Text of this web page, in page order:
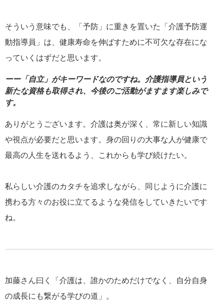
そういう意味でも、「予防」に重きを置いた「介護予防運
動指導員」は、健康寿命を伸ばすために不可欠な存在にな
っていくはずだと思います。
ーー「自立」がキーワードなのですね。介護指導員という
新たな資格も取得され、今後のご活動がますます楽しみで
す。
ありがとうございます。介護は奥が深く、常に新しい知識
や視点が必要だと思います。身の回りの大事な人が健康で
最高の人生を送れるよう、これからも学び続けたい。
私らしい介護のカタチを追求しながら、同じように介護に
携わる方々のお役に立てるような発信をしていきたいです
ね。
加藤さん曰く「介護は、誰かのためだけでなく、自分自身
の成長にも繋がる学びの道」。